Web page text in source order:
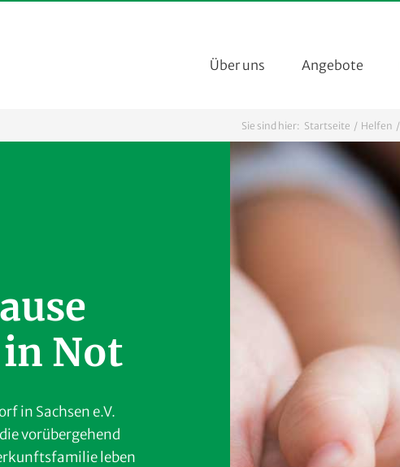
Über uns Angebote
Sie sind hier: Startseite Helfen
Not
in Sachsen e.V.
vorübergehend
leben